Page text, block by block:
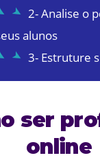
2- Analise o
alunos
3- Estruture
ser
online